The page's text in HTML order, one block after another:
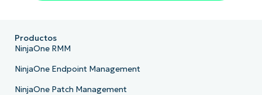
Productos
NinjaOne RMM
NinjaOne Endpoint Management
NinjaOne Patch Management